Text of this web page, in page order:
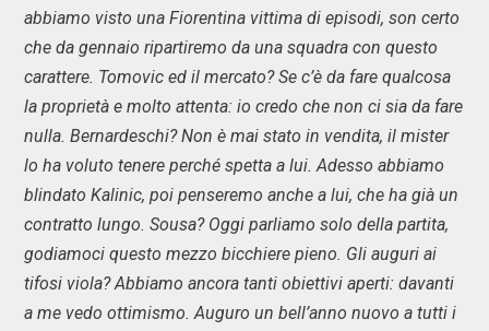
abbiamo visto una Fiorentina vittima di episodi, son certo
che da gennaio ripartiremo da una squadra con questo
carattere. Tomovic ed il mercato? Se c’è da fare qualcosa
la proprietà e molto attenta: io credo che non ci sia da fare
nulla. Bernardeschi? Non è mai stato in vendita, il mister
lo ha voluto tenere perché spetta a lui. Adesso abbiamo
blindato Kalinic, poi penseremo anche a lui, che ha già un
contratto lungo. Sousa? Oggi parliamo solo della partita,
godiamoci questo mezzo bicchiere pieno. Gli auguri ai
tifosi viola? Abbiamo ancora tanti obiettivi aperti: davanti
a me vedo ottimismo. Auguro un bell’anno nuovo a tutti i